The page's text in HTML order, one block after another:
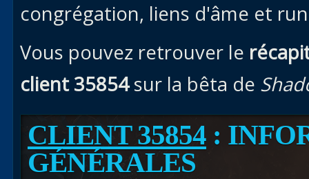
congrégation, liens d'âme et
Vous pouvez retrouver le
client 35854sur la bêta de
CLIENT 35854 :
GÉNÉRALES